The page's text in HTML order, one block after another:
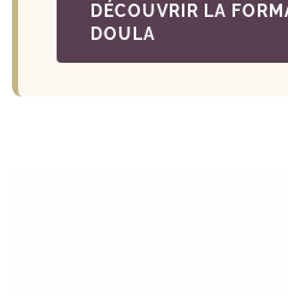
DÉCOUVRIR LA
DOULA